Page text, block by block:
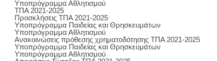
Υποπρόγραμμα Αθλητισμού
ΤΠΑ 2021-2025
Προσκλήσεις ΤΠΑ 2021-2025
Υποπρόγραμμα Παιδείας και Θρησκευμάτων
Υποπρόγραμμα Αθλητισμού
Ανακοινώσεις πρόθεσης χρηματοδότησης ΤΠΑ 2021-2025
Υποπρόγραμμα Παιδείας και Θρησκευμάτων
Υποπρόγραμμα Αθλητισμού